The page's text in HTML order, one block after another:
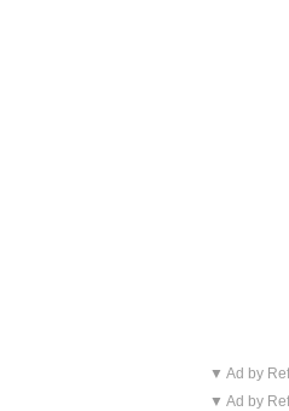
▼ Ad by
▼ Ad by